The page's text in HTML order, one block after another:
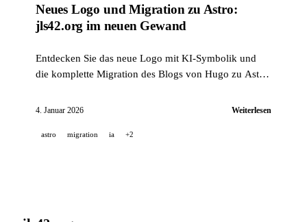
Neues Logo und Migration zu Astro:
jls42.org im neuen Gewand
Entdecken Sie das neue Logo mit KI-Symbolik und
die komplette Migration des Blogs von Hugo zu Astro,
4. Januar 2026 Weiterlesen
astro migration ia +2